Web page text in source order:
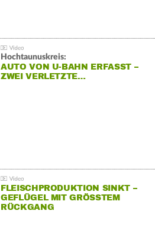
Hochtaunuskreis:
AUTO VON U-BAHN ERFASST –
ZWEI VERLETZTE…
FLEISCHPRODUKTION SINKT –
GEFLÜGEL MIT GRÖSSTEM R
ÜCKGANG